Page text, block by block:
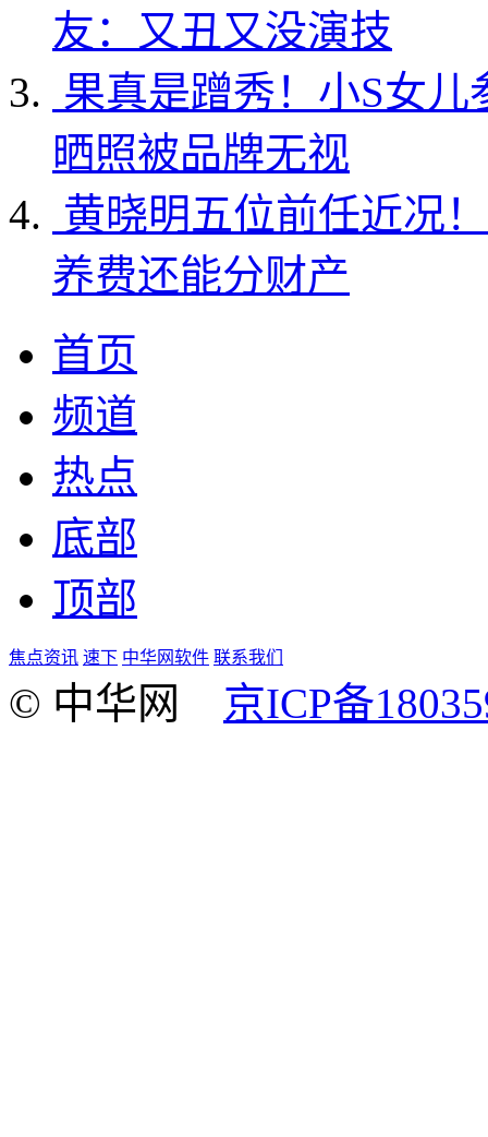
友：又丑又没演技
果真是蹭秀！小S女
晒照被品牌无视
黄晓明五位前任近况
养费还能分财产
首页
频道
热点
底部
顶部
焦点资讯 速下 中华网软件 联系我们
© 中华网 京ICP备